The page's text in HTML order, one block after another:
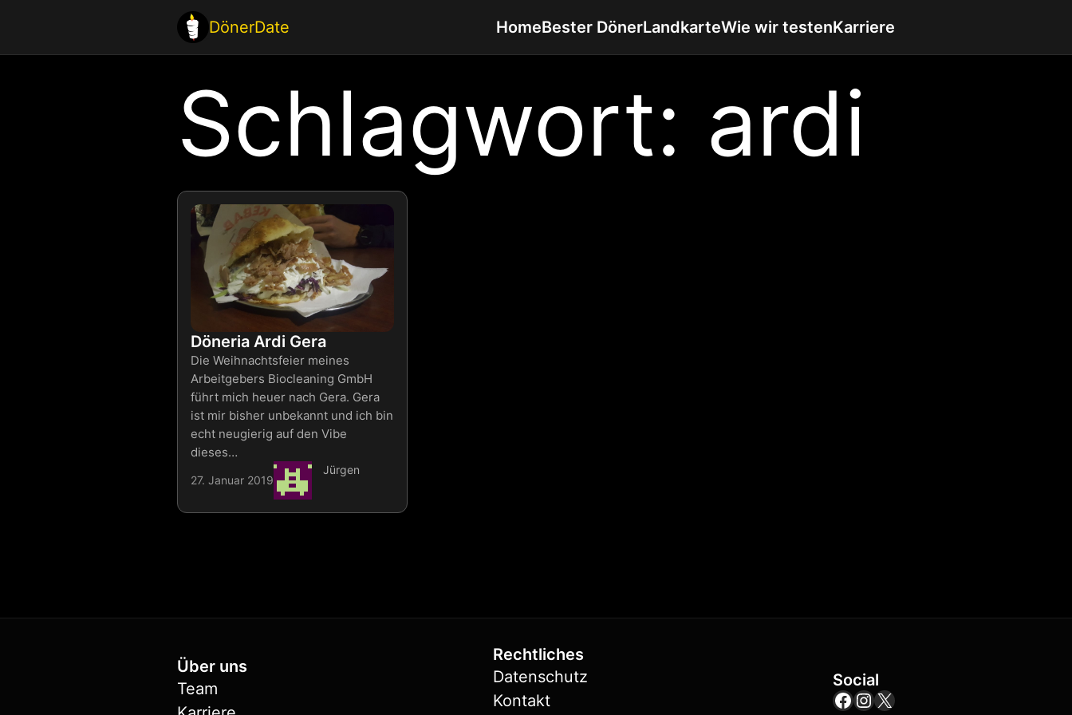
springen
DönerDate HomeBester DönerLandkarteWie wir testenKarriere
Schlagwort: ardi
Döneria Ardi Gera
Die Weihnachtsfeier meines
Arbeitgebers Biocleaning GmbH
führt mich heuer nach Gera. Gera
ist mir bisher unbekannt und ich bin
echt neugierig auf den Vibe
dieses…
27. Januar 2019
Jürgen
Über uns
Team
Rechtliches
Datenschutz
Kontakt
Social
Facebook
Instagram
X